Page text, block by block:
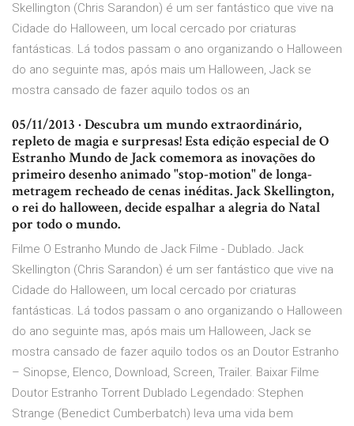
Skellington (Chris Sarandon) é um ser fantástico que vive na
Cidade do Halloween, um local cercado por criaturas
fantásticas. Lá todos passam o ano organizando o Halloween
do ano seguinte mas, após mais um Halloween, Jack se
mostra cansado de fazer aquilo todos os an
05/11/2013 · Descubra um mundo extraordinário,
repleto de magia e surpresas! Esta edição especial de O
Estranho Mundo de Jack comemora as inovações do
primeiro desenho animado "stop-motion" de longa-
metragem recheado de cenas inéditas. Jack Skellington,
o rei do halloween, decide espalhar a alegria do Natal
por todo o mundo.
Filme O Estranho Mundo de Jack Filme - Dublado. Jack
Skellington (Chris Sarandon) é um ser fantástico que vive na
Cidade do Halloween, um local cercado por criaturas
fantásticas. Lá todos passam o ano organizando o Halloween
do ano seguinte mas, após mais um Halloween, Jack se
mostra cansado de fazer aquilo todos os an Doutor Estranho
– Sinopse, Elenco, Download, Screen, Trailer. Baixar Filme
Doutor Estranho Torrent Dublado Legendado: Stephen
Strange (Benedict Cumberbatch) leva uma vida bem